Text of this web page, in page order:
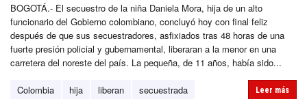
BOGOTÁ.- El secuestro de la niña Daniela Mora, hija de un alto
funcionario del Gobierno colombiano, concluyó hoy con final feliz
después de que sus secuestradores, asfixiados tras 48 horas de una
fuerte presión policial y gubernamental, liberaran a la menor en una
carretera del noreste del país. La pequeña, de 11 años, había sido...
Colombia hija liberan secuestrada Leer más